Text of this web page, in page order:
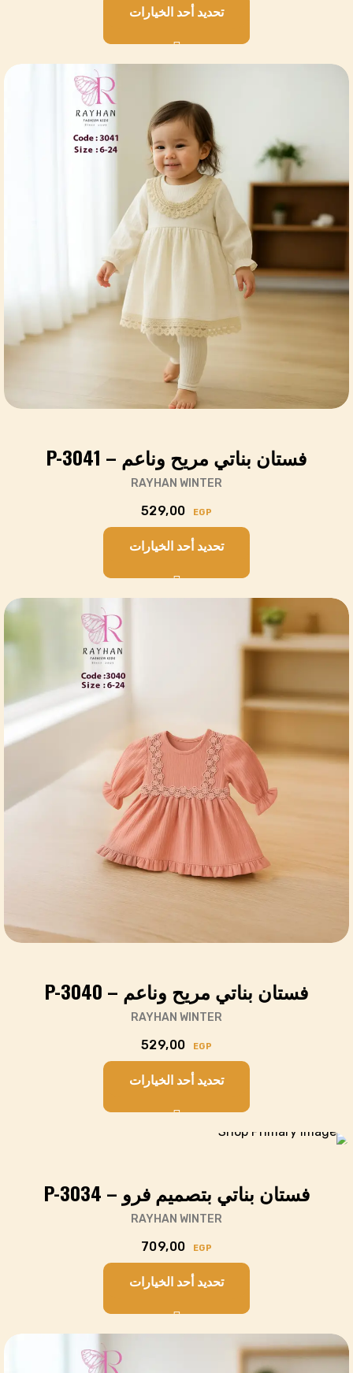
تحديد أحد الخيارات
فستان بناتي مريح وناعم – P-3041
RAYHAN WINTER
529,00 EGP
تحديد أحد الخيارات
فستان بناتي مريح وناعم – P-3040
RAYHAN WINTER
529,00 EGP
تحديد أحد الخيارات
فستان بناتي بتصميم فرو – P-3034
RAYHAN WINTER
709,00 EGP
تحديد أحد الخيارات